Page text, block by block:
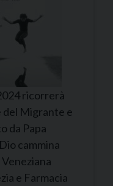
ricorrerà
del Migrante e
da Papa
cammina
e Farmacia